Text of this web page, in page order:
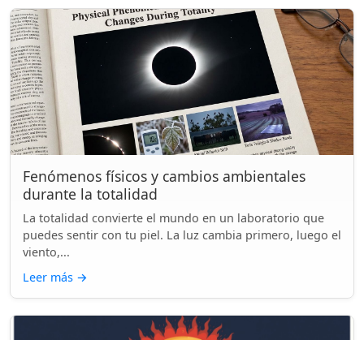
Fenómenos físicos y cambios ambientales
durante la totalidad
La totalidad convierte el mundo en un laboratorio que
puedes sentir con tu piel. La luz cambia primero, luego el
viento,...
Leer más →